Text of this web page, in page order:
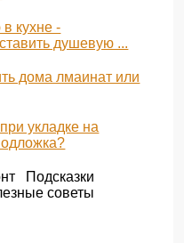
в кухне -
душевую ...
дома лмаинат или
укладке на
Подсказки
советы